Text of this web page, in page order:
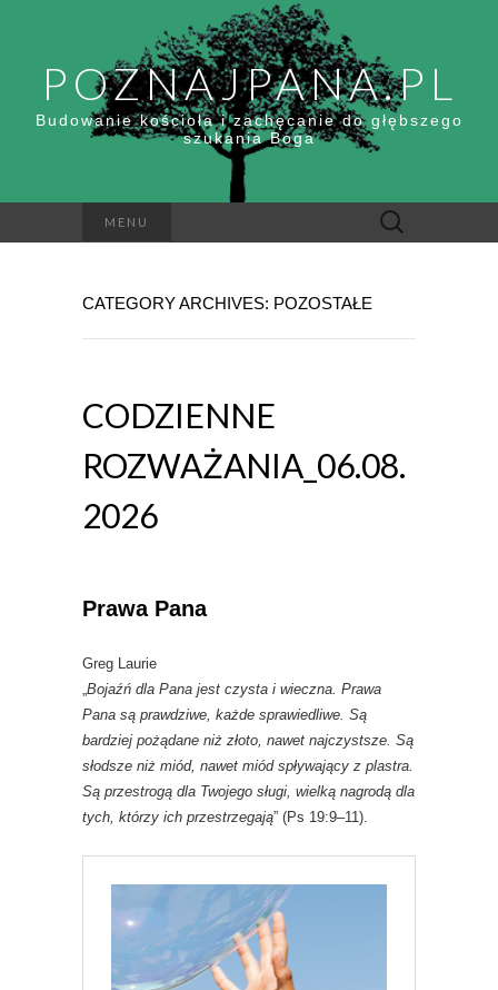
POZNAJPANA.PL
Budowanie kościoła i zachęcanie do głębszego
szukania Boga
MENU Szukaj:
CATEGORY ARCHIVES: POZOSTAŁE
CODZIENNE
ROZWAŻANIA_06.08.
2026
Prawa Pana
Greg Laurie
„Bojaźń dla Pana jest czysta i wieczna. Prawa
Pana są prawdziwe, każde sprawiedliwe. Są
bardziej pożądane niż złoto, nawet najczystsze. Są
słodsze niż miód, nawet miód spływający z plastra.
Są przestrogą dla Twojego sługi, wielką nagrodą dla
tych, którzy ich przestrzegają” (Ps 19:9–11).